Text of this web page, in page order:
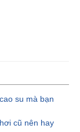
su mà bạn
cũ nên hay